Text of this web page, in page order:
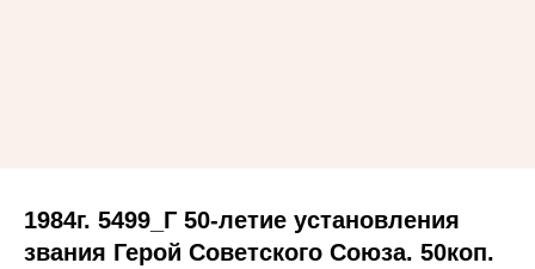
1984г. 5499_Г 50-летие установления
звания Герой Советского Союза. 50коп.